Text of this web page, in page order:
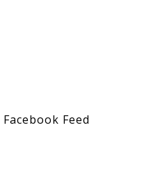
was: 59,00€.
Feed